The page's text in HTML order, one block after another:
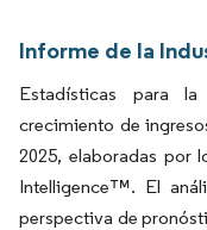
Informe de la
Estadísticas para
crecimiento de
2025, elaboradas por
Intelligence™. El
perspectiva de